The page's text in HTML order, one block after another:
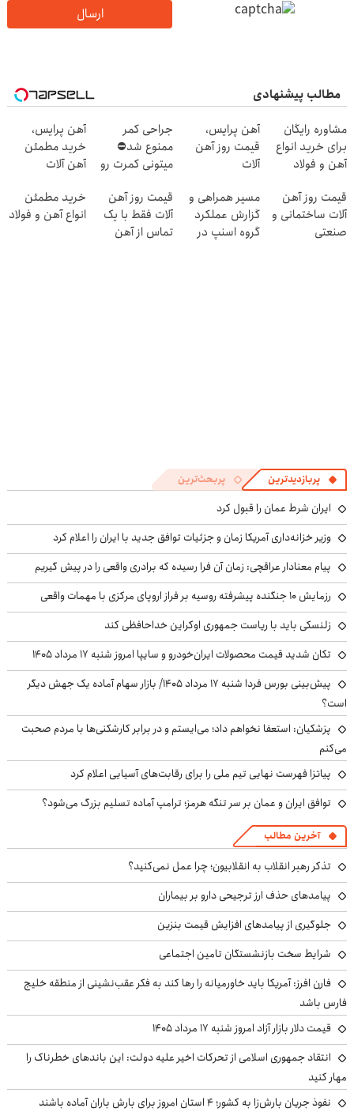
ارسال
مطالب پیشنهادی
مشاوره رایگان
برای خرید انواع
آهن و فولاد
آهن پرایس،
قیمت روز آهن
آلات
جراحی کمر
ممنوع شد⛔
میتونی کمرت رو
کنی! 👈🏻
پرسش‌نامه
آهن پرایس،
خرید مطمئن
آهن آلات
قیمت روز آهن
آلات ساختمانی و
صنعتی
مسیر همراهی و
گزارش عملکرد
گروه اسنپ در
قیمت روز آهن
آلات فقط با یک
تماس از آهن
خرید مطمئن
انواع آهن و فولاد
پربازدیدترین پربحث‌ترین
ایران شرط عمان را قبول کرد
وزیر خزانه‌داری آمریکا زمان و جزئیات توافق جدید با ایران را اعلام کرد
پیام معنادار عراقچی: زمان آن فرا رسیده که برادری واقعی را در پیش گیریم
رزمایش ۱۰ جنگنده پیشرفته روسیه بر فراز اروپای مرکزی با مهمات واقعی
زلنسکی باید با ریاست جمهوری اوکراین خداحافظی کند
تکان شدید قیمت محصولات ایران‌خودرو و سایپا امروز شنبه ۱۷ مرداد ۱۴۰۵
پیش‌بینی بورس فردا شنبه ۱۷ مرداد ۱۴۰۵/ بازار سهام آماده یک جهش دیگر
است؟
پزشکیان: استعفا نخواهم داد؛ می‌ایستم و در برابر کارشکنی‌ها با مردم صحبت
می‌کنم
پیاتزا فهرست نهایی تیم ملی را برای رقابت‌های آسیایی اعلام کرد
توافق ایران و عمان بر سر تنگه هرمز؛ ترامپ آماده تسلیم بزرگ می‌شود؟
آخرین مطالب
تذکر رهبر انقلاب به انقلابیون؛ چرا عمل نمی‌کنید؟
پیامدهای حذف ارز ترجیحی دارو بر بیماران
جلوگیری از پیامدهای افزایش قیمت بنزین
شرایط سخت بازنشستگان تامین اجتماعی
فارن افرز: آمریکا باید خاورمیانه را رها کند به فکر عقب‌نشینی از منطقه خلیج
فارس باشد
قیمت دلار بازار آزاد امروز شنبه ۱۷ مرداد ۱۴۰۵
انتقاد جمهوری اسلامی از تحرکات اخیر علیه دولت: این باندهای خطرناک را
مهار کنید
نفوذ جریان بارش‌زا به کشور؛ ۴ استان امروز برای بارش باران آماده باشند